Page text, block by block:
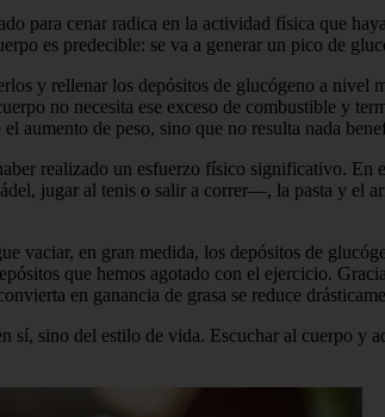
para cenar radica en la actividad física que
es predecible: se va a generar un pico de
y rellenar los depósitos de glucógeno a nivel
no necesita ese exceso de combustible y
aumento de peso, sino que no resulta nada
realizado un esfuerzo físico significativo. En
jugar al tenis o salir a correr—, la pasta y el
vaciar, en gran medida, los depósitos de
que hemos agotado con el ejercicio.
en ganancia de grasa se reduce
sino del estilo de vida. Escuchar al cuerpo y